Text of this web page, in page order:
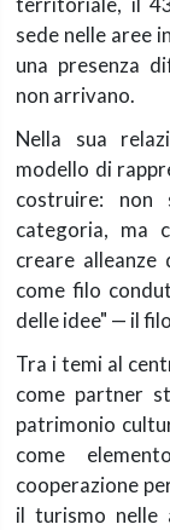
sede nelle aree
una presenza
non arrivano.
Nella sua
modello di
costruire: non
categoria, ma
creare alleanze
come filo
delle idee" — il
Tra i temi al
come partner
patrimonio
come
cooperazione
il turismo nelle